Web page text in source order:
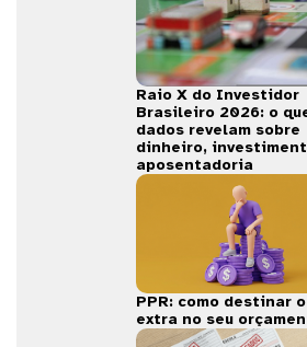
Raio X do Investidor
Brasileiro 2026: o
dados revelam sobre
dinheiro,
aposentadoria
PPR: como destinar
extra no seu